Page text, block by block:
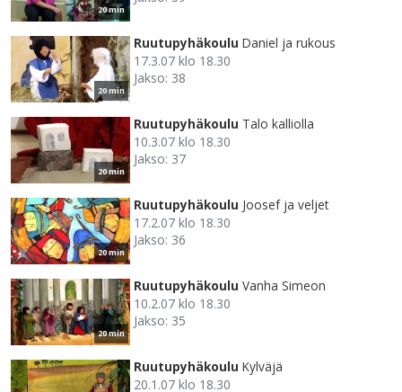
20 min
20 min
Ruutupyhäkoulu Daniel ja rukous
17.3.07 klo 18.30
Jakso: 38
20 min
Ruutupyhäkoulu Talo kalliolla
10.3.07 klo 18.30
Jakso: 37
20 min
Ruutupyhäkoulu Joosef ja veljet
17.2.07 klo 18.30
Jakso: 36
20 min
Ruutupyhäkoulu Vanha Simeon
10.2.07 klo 18.30
Jakso: 35
Ruutupyhäkoulu Kylväjä
20.1.07 klo 18.30